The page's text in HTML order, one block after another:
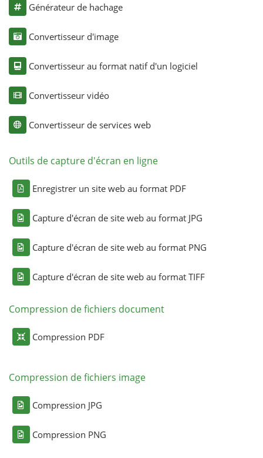
Générateur de hachage
Convertisseur d'image
Convertisseur au format natif d'un logiciel
Convertisseur vidéo
Convertisseur de services web
Outils de capture d'écran en ligne
Enregistrer un site web au format PDF
Capture d'écran de site web au format JPG
Capture d'écran de site web au format PNG
Capture d'écran de site web au format TIFF
Compression de fichiers document
Compression PDF
Compression de fichiers image
Compression JPG
Compression PNG